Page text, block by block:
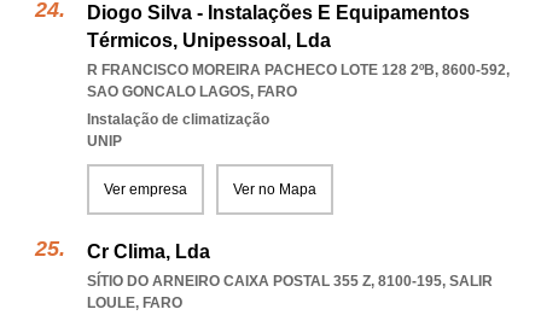
Diogo Silva - Instalações E Equipamentos
Térmicos, Unipessoal, Lda
R FRANCISCO MOREIRA PACHECO LOTE 128 2ºB, 8600-592,
SAO GONCALO LAGOS, FARO
Instalação de climatização
UNIP
Ver empresa Ver no Mapa
Cr Clima, Lda
SÍTIO DO ARNEIRO CAIXA POSTAL 355 Z, 8100-195, SALIR
LOULE, FARO